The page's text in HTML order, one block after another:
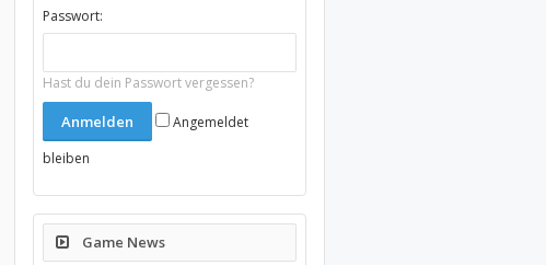
Passwort:
Hast du dein Passwort vergessen?
Angemeldet
bleiben
Game News